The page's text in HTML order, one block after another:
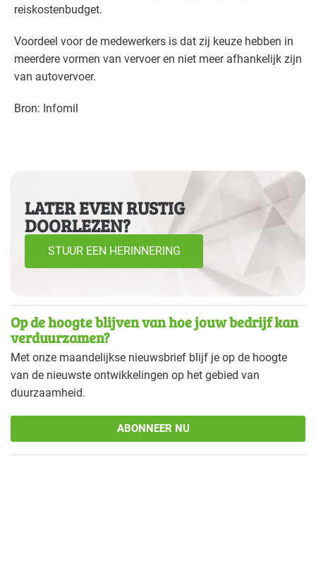
Detailhandel - tankstations
Grafische industrie Basis
Handel en distributie
Industrie - hout en meubel
Basis
Industrie - rubber en kunststof Basis
Industrie - verf en drukinkt Basis
Natwasserijen Basis
Onderwijs Basis
Recreatie - congreslocaties Basis
reiskostenbudget.
Voordeel voor de medewerkers is dat zij keuze hebben in
meerdere vormen van vervoer en niet meer afhankelijk zijn
van autovervoer.
Bron: Infomil
LATER EVEN RUSTIG
DOORLEZEN?
STUUR EEN HERINNERING
Op de hoogte blijven van hoe jouw bedrijf kan
verduurzamen?
Met onze maandelijkse nieuwsbrief blijf je op de hoogte
van de nieuwste ontwikkelingen op het gebied van
duurzaamheid.
ABONNEER NU